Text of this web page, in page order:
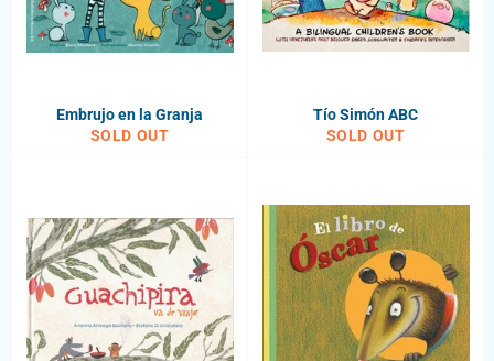
Embrujo en la Granja
SOLD OUT
Tío Simón ABC
SOLD OUT